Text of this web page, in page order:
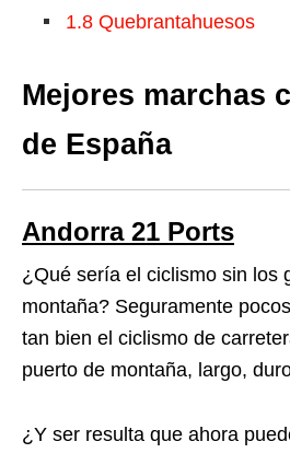
1.8 Quebrantahuesos
Mejores marchas
de España
Andorra 21 Ports
¿Qué sería el ciclismo sin los
montaña? Seguramente
tan bien el ciclismo de
puerto de montaña, largo,
¿Y ser resulta que ahora